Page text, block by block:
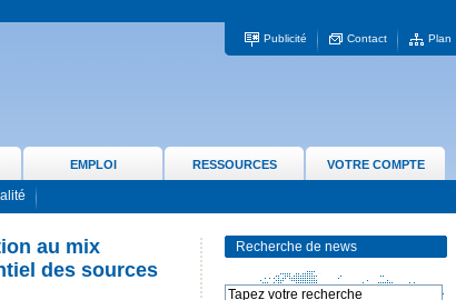
Publicité Contact Plan
EMPLOI RESSOURCES VOTRE COMPTE
au mix
des sources
Recherche de news